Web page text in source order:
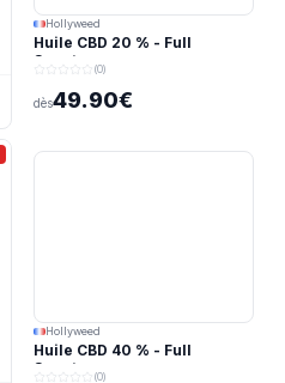
Hollyweed
Huile CBD 20 % - Full
Spectrum
(0)
dès49.90€
Hollyweed
Huile CBD 40 % - Full
Spectrum
(0)